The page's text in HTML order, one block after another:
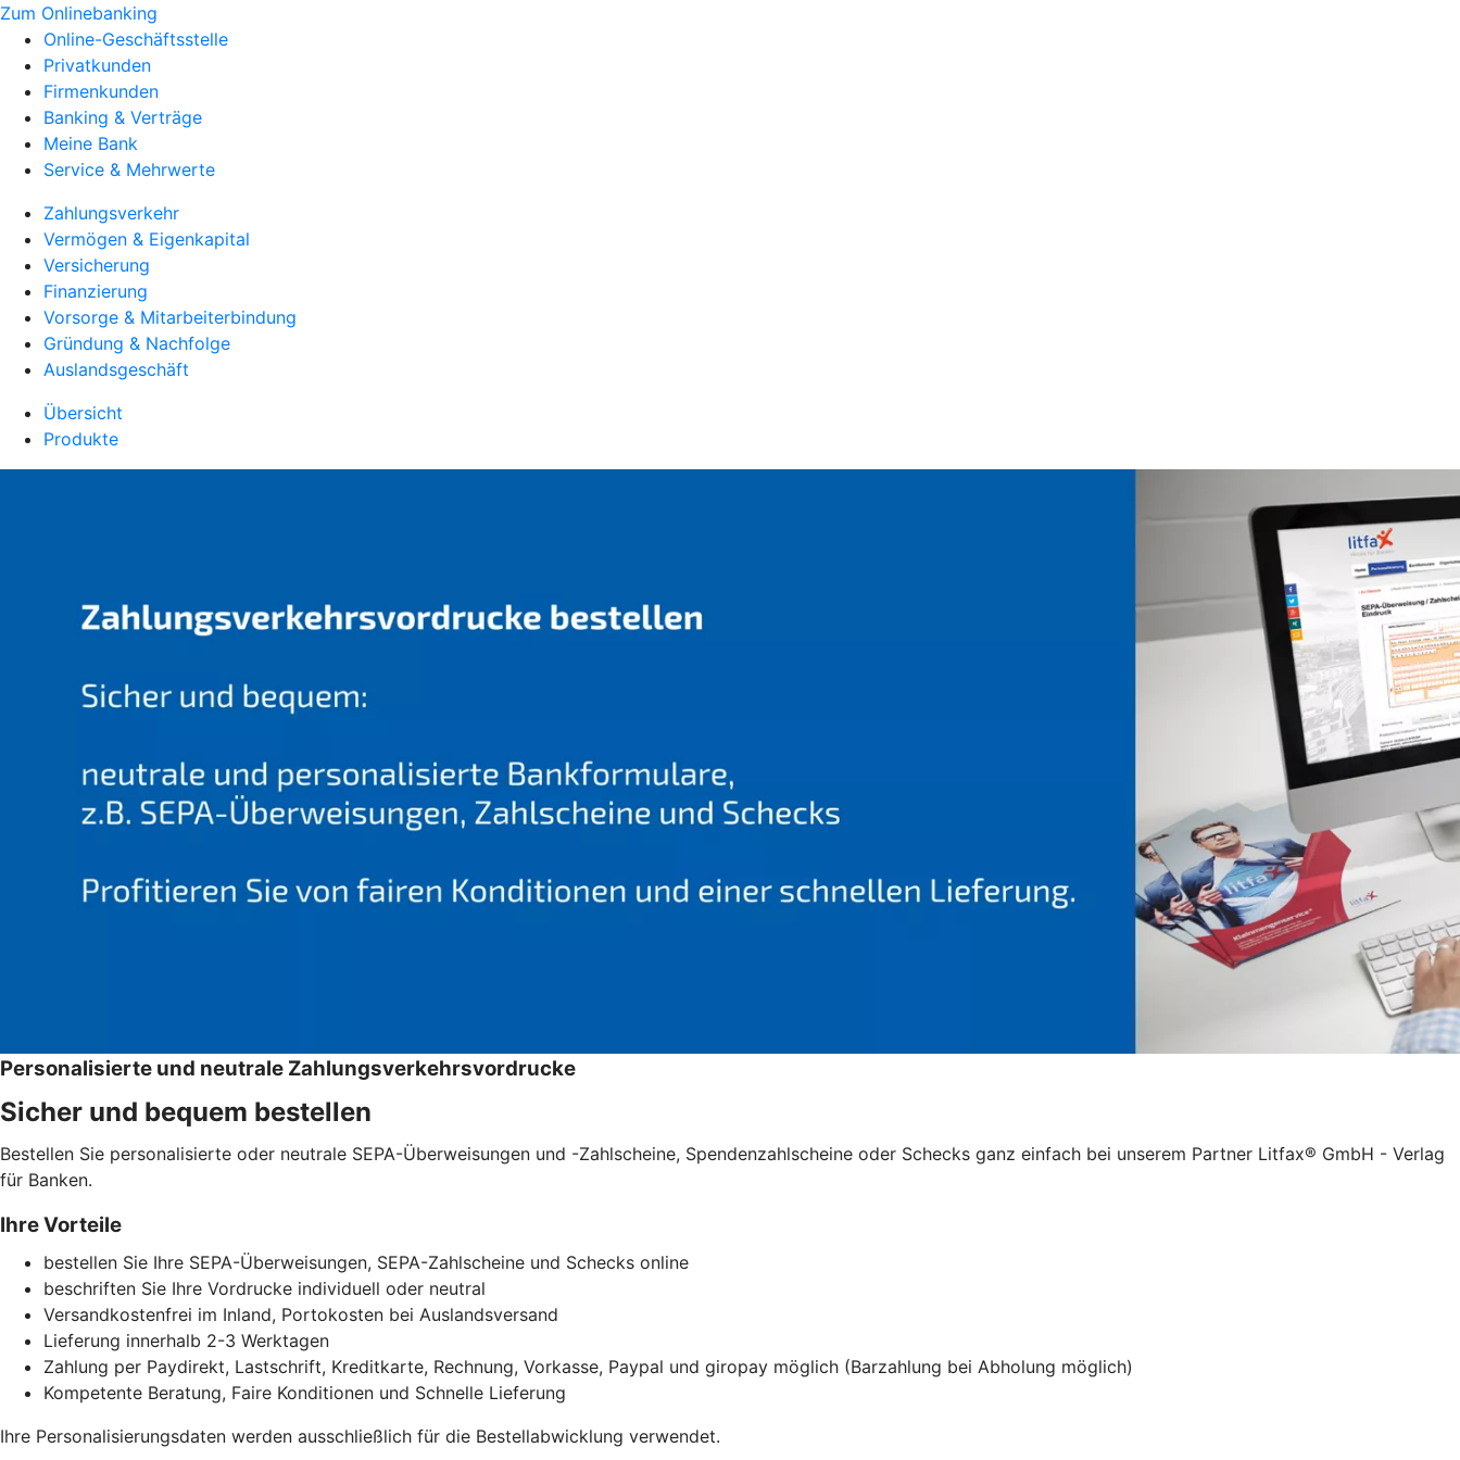
Zum Onlinebanking
Online-Geschäftsstelle
Privatkunden
Firmenkunden
Banking & Verträge
Meine Bank
Service & Mehrwerte
Zahlungsverkehr
Vermögen & Eigenkapital
Versicherung
Finanzierung
Vorsorge & Mitarbeiterbindung
Gründung & Nachfolge
Auslandsgeschäft
Übersicht
Produkte
Personalisierte und neutrale Zahlungsverkehrsvordrucke
Sicher und bequem bestellen
Bestellen Sie personalisierte oder neutrale SEPA-Überweisungen und -Zahlscheine, Spendenzahlscheine oder Schecks ganz einfach bei unserem Partner Litfax® GmbH - Verlag
für Banken.
Ihre Vorteile
bestellen Sie Ihre SEPA-Überweisungen, SEPA-Zahlscheine und Schecks online
beschriften Sie Ihre Vordrucke individuell oder neutral
Versandkostenfrei im Inland, Portokosten bei Auslandsversand
Lieferung innerhalb 2-3 Werktagen
Zahlung per Paydirekt, Lastschrift, Kreditkarte, Rechnung, Vorkasse, Paypal und giropay möglich (Barzahlung bei Abholung möglich)
Kompetente Beratung, Faire Konditionen und Schnelle Lieferung
Ihre Personalisierungsdaten werden ausschließlich für die Bestellabwicklung verwendet.